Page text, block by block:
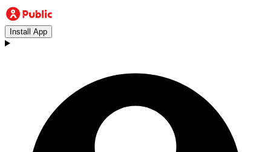
Install App